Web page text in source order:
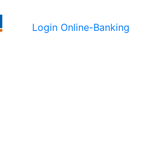
Login Online-Banking